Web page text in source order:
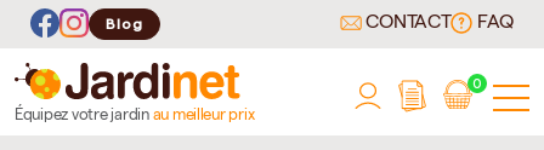
Blog CONTACT FAQ
Équipez votre jardin au meilleur prix
0